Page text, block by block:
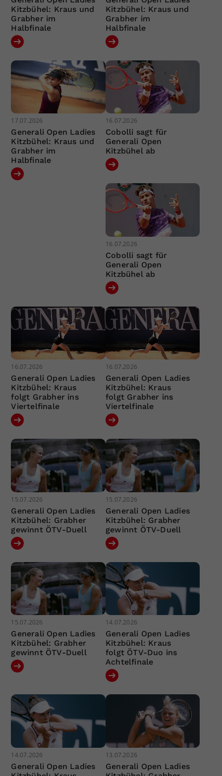
Kitzbühel: Kraus und
Grabher im
Halbfinale
Kitzbühel: Kraus und
Grabher im
Halbfinale
17.07.2026
Generali Open Ladies
Kitzbühel: Kraus und
Grabher im
Halbfinale
16.07.2026
Cobolli sagt für
Generali Open
Kitzbühel ab
16.07.2026
Cobolli sagt für
Generali Open
Kitzbühel ab
16.07.2026
Generali Open Ladies
Kitzbühel: Kraus
folgt Grabher ins
Viertelfinale
16.07.2026
Generali Open Ladies
Kitzbühel: Kraus
folgt Grabher ins
Viertelfinale
15.07.2026
Generali Open Ladies
Kitzbühel: Grabher
gewinnt ÖTV-Duell
15.07.2026
Generali Open Ladies
Kitzbühel: Grabher
gewinnt ÖTV-Duell
15.07.2026
Generali Open Ladies
Kitzbühel: Grabher
gewinnt ÖTV-Duell
14.07.2026
Generali Open Ladies
Kitzbühel: Kraus
folgt ÖTV-Duo ins
Achtelfinale
14.07.2026
Generali Open Ladies
13.07.2026
Generali Open Ladies